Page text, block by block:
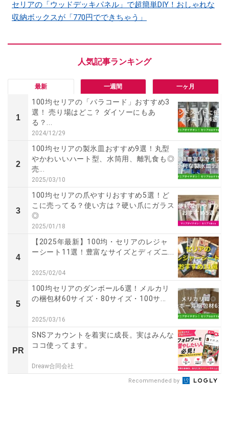
セリアの「ウッドデッキパネル」で超簡単DIY！おしゃれな
収納ボックスが「770円でできちゃう」
最新 一週間 一ヶ月
1
100均セリアの「パラコード」おすすめ3
選！ 売り場はどこ？ ダイソーにもあ
る？...
2024/12/29
2
100均セリアの製氷皿おすすめ9選！丸型
やかわいいハート型、水筒用、離乳食も◎
売...
2025/03/10
3
100均セリアの爪やすりおすすめ5選！ど
こに売ってる？使い方は？硬い爪にガラス
◎
2025/01/18
4
【2025年最新】100均・セリアのレジャ
ーシート11選！豊富なサイズとディズニ...
2025/02/04
5
100均セリアのダンボール6選！メルカリ
の梱包材60サイズ・80サイズ・100サ...
2025/03/16
PR
SNSアカウントを着実に成長。実はみんな
ココ使ってます。
Dreaw合同会社
Recommended by